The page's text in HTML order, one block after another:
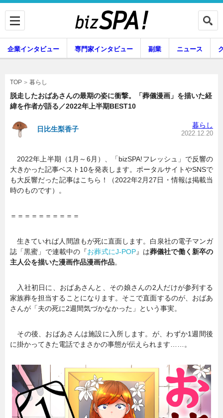
専門家インタビュー
副業 ニュース
暮らし エンタメ
企業インタビュー 専門家インタビュー 副業 ニュース
TOP 暮らし
脱走したおばあさんの最期の姿に衝撃。「葬儀漫画」を描いた経
緯を作者が語る／2022年上半期BEST10
日比生梨香子 暮らし
2022.12.20
2022年上半期（1月～6月）、「bizSPA!フレッシュ」で反響の
大きかった記事ベスト10を発表します。ポータルサイトやSNSで
も大反響だった記事はこちら！（2022年2月27日・情報は掲載当
時のものです）。
＝＝＝＝＝＝＝＝＝＝
生きていれば人間誰もが死に直面します。白泉社の電子マンガ
誌「黒蜜」で連載中の『お葬式にJ-POP』は葬儀社で働く新卒の
主人公を描いた漫画作品漫画作品。
入社初日に、おばあさんと、その娘さんの2人だけが参列する
家族葬を担当することになります。そこで直面するのが、おばあ
さんが「夫の死に2週間気づかなかった」という事実。
その後、おばあさんは施設に入所します。が、わずか1週間後
に掛かってきた電話でまさかの事態が伝えられます……。